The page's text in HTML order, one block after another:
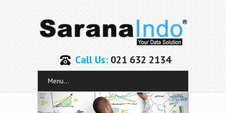
Call Us:021 632 2134
Menu...